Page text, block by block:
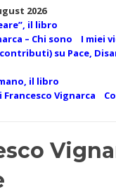
2026
il libro
– Chi sono
I miei
su Pace,
il libro
Francesco Vignarca